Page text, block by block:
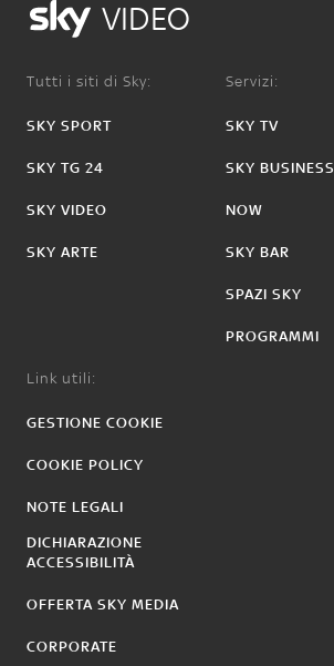
VIDEO
Tutti i siti di Sky:
SKY SPORT
SKY TG 24
SKY VIDEO
SKY ARTE
Servizi:
SKY TV
SKY BUSINESS
NOW
SKY BAR
SPAZI SKY
PROGRAMMI
Link utili:
GESTIONE COOKIE
COOKIE POLICY
NOTE LEGALI
DICHIARAZIONE
ACCESSIBILITÀ
OFFERTA SKY MEDIA
CORPORATE